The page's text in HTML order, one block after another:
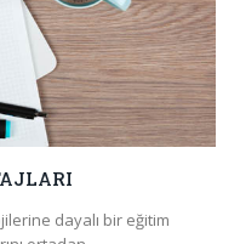
dayalı bir eğitim